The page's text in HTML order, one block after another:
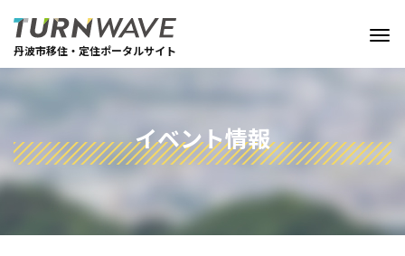
丹波市移住・定住ポータルサイト
イベント情報